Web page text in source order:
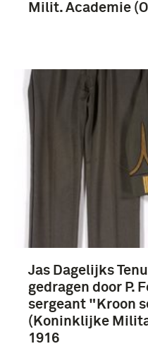
Milit. Academie
Jas Dagelijks
gedragen door P.
sergeant "Kroon
(Koninklijke
1916